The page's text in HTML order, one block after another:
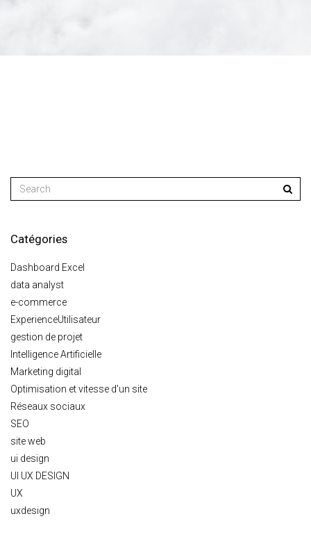
Catégories
Dashboard Excel
data analyst
e-commerce
ExperienceUtilisateur
gestion de projet
Intelligence Artificielle
Marketing digital
Optimisation et vitesse d'un site
Réseaux sociaux
SEO
site web
ui design
UI UX DESIGN
UX
uxdesign